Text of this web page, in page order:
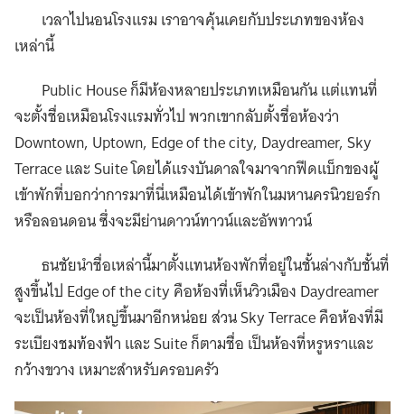
เวลาไปนอนโรงแรม เราอาจคุ้นเคยกับประเภทของห้อง
เหล่านี้
Public House ก็มีห้องหลายประเภทเหมือนกัน แต่แทนที่
จะตั้งชื่อเหมือนโรงแรมทั่วไป พวกเขากลับตั้งชื่อห้องว่า
Downtown, Uptown, Edge of the city, Daydreamer, Sky
Terrace และ Suite โดยได้แรงบันดาลใจมาจากฟีดแบ็กของผู้
เข้าพักที่บอกว่าการมาที่นี่เหมือนได้เข้าพักในมหานครนิวยอร์ก
หรือลอนดอน ซึ่งจะมีย่านดาวน์ทาวน์และอัพทาวน์
ธนชัยนำชื่อเหล่านี้มาตั้งแทนห้องพักที่อยู่ในชั้นล่างกับชั้นที่
สูงขึ้นไป Edge of the city คือห้องที่เห็นวิวเมือง Daydreamer
จะเป็นห้องที่ใหญ่ขึ้นมาอีกหน่อย ส่วน Sky Terrace คือห้องที่มี
ระเบียงชมท้องฟ้า และ Suite ก็ตามชื่อ เป็นห้องที่หรูหราและ
กว้างขวาง เหมาะสำหรับครอบครัว